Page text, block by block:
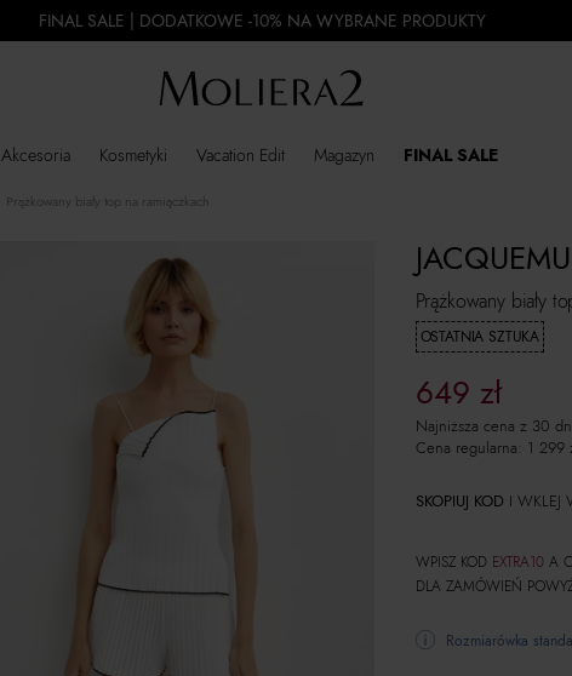
FINAL SALE | DODATKOWE -10% NA WYBRANE PRODUKTY
Akcesoria Kosmetyki Vacation Edit Magazyn FINAL SALE
Prążkowany biały top na ramiączkach
Prążkowany biały
OSTATNIA SZTUKA
649 zł
Najniższa cena z 30
Cena regularna: 1 299
SKOPIUJ KOD I WKLEJ
WPISZ KOD EXTRA10A
DLA ZAMÓWIEŃ
Rozmiarówka